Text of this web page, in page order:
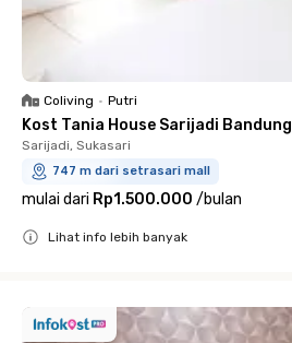
Coliving • Putri
Kost Tania House Sarijadi Bandung
Sarijadi, Sukasari
747 m dari setrasari mall
mulai dari Rp1.500.000 /bulan
Lihat info lebih banyak